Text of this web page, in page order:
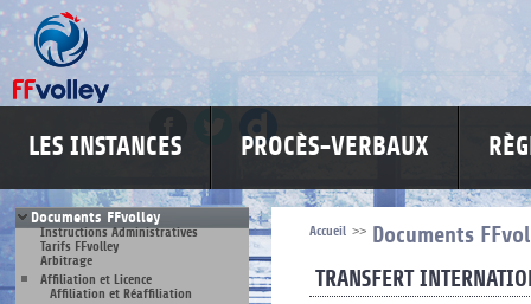
LES INSTANCES PROCÈS-VERBAUX
Documents FFvolley
Instructions Administratives
Tarifs FFvolley
Arbitrage
Affiliation et Licence
Affiliation et Réaffiliation
Accueil >> Documents
TRANSFERT